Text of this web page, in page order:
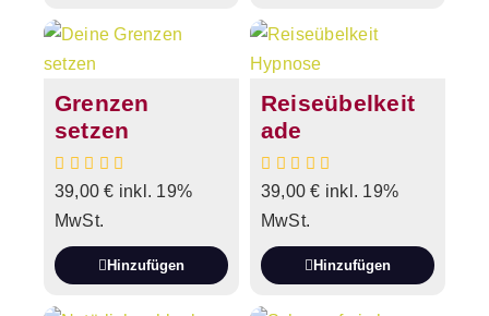
Grenzen
setzen
39,00€ inkl. 19%
MwSt.
Hinzufügen
Reiseübelkeit
ade
39,00€ inkl. 19%
MwSt.
Hinzufügen